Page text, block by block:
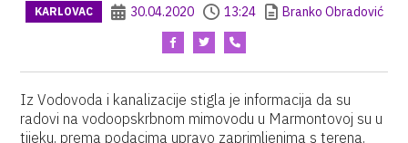
KARLOVAC 30.04.2020 13:24 Branko Obradović
Iz Vodovoda i kanalizacije stigla je informacija da su
radovi na vodoopskrbnom mimovodu u Marmontovoj su u
tijeku, prema podacima upravo zaprimljenima s terena,